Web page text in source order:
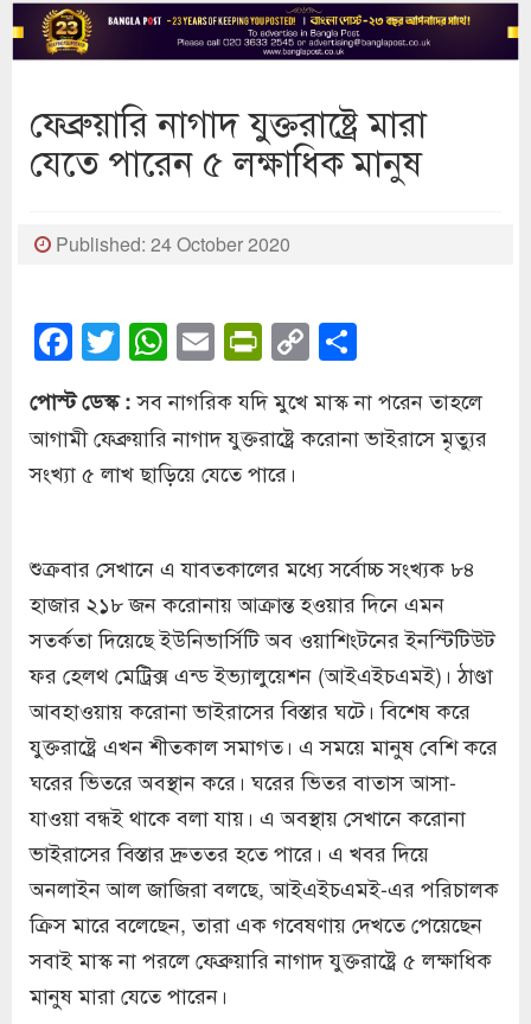
ফেব্রুয়ারি নাগাদ যুক্তরাষ্ট্রে মারা
যেতে পারেন ৫ লক্ষাধিক মানুষ
Published: 24 October 2020
Facebook
Twitter
WhatsApp
EmailPrintFriendly
Copy
Link
পোস্ট ডেস্ক :সব নাগরিক যদি মুখে মাস্ক না পরেন তাহলে
আগামী ফেব্রুয়ারি নাগাদ যুক্তরাষ্ট্রে করোনা ভাইরাসে মৃত্যুর
সংখ্যা ৫ লাখ ছাড়িয়ে যেতে পারে।
শুক্রবার সেখানে এ যাবতকালের মধ্যে সর্বোচ্চ সংখ্যক ৮৪
হাজার ২১৮ জন করোনায় আক্রান্ত হওয়ার দিনে এমন
সতর্কতা দিয়েছে ইউনিভার্সিটি অব ওয়াশিংটনের ইনস্টিটিউট
ফর হেলথ মেট্রিক্স এন্ড ইভ্যালুয়েশন (আইএইচএমই)। ঠাণ্ডা
আবহাওয়ায় করোনা ভাইরাসের বিস্তার ঘটে। বিশেষ করে
যুক্তরাষ্ট্রে এখন শীতকাল সমাগত। এ সময়ে মানুষ বেশি করে
ঘরের ভিতরে অবস্থান করে। ঘরের ভিতর বাতাস আসা-
যাওয়া বন্ধই থাকে বলা যায়। এ অবস্থায় সেখানে করোনা
ভাইরাসের বিস্তার দ্রুততর হতে পারে। এ খবর দিয়ে
অনলাইন আল জাজিরা বলছে, আইএইচএমই-এর পরিচালক
ক্রিস মারে বলেছেন, তারা এক গবেষণায় দেখতে পেয়েছেন
সবাই মাস্ক না পরলে ফেব্রুয়ারি নাগাদ যুক্তরাষ্ট্রে ৫ লক্ষাধিক
মানুষ মারা যেতে পারেন।